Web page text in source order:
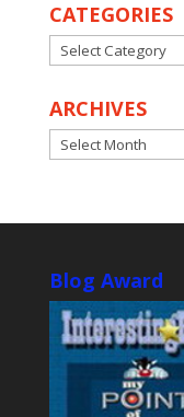
CATEGORIES
CATEGORIES
ARCHIVES
ARCHIVES
Blog Award